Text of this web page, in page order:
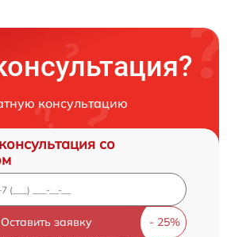
консультацию
со
Оставить заявку